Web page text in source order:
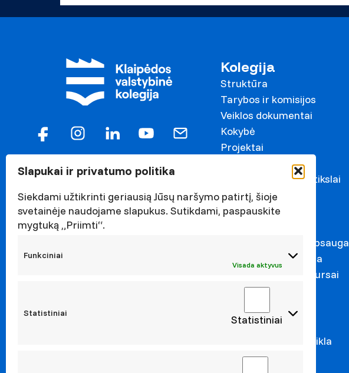
Slapukai ir privatumo politika
Siekdami užtikrinti geriausią Jūsų naršymo patirtį, šioje
svetainėje naudojame slapukus. Sutikdami, paspauskite
mygtuką „Priimti“.
Funkciniai
Visada aktyvus
Statistiniai Statistiniai
Kolegija
Struktūra
Tarybos ir komisijos
Veiklos dokumentai
Kokybė
Projektai
Darnaus vystymosi tikslai
Naujienos
Renginiai
Asmens duomenų apsauga
Korupcijos prevencija
Atestavimas ir konkursai
Mokslas
Taikomoji mokslo veikla
Leidiniai